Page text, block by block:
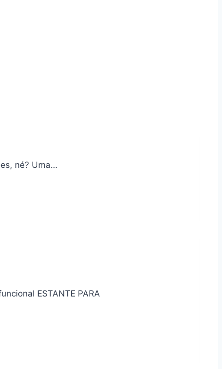
né? Uma…
ESTANTE PARA